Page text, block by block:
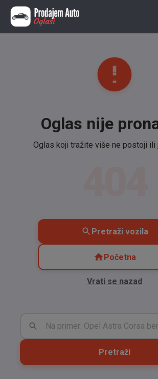
Oglas nije
Oglas koji tražite više ne postoji ili
Pretraži vozila
Početna
Vrati se nazad
Pretraži